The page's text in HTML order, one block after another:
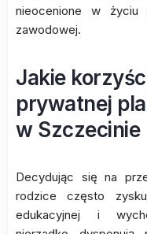
nieocenione w życiu
zawodowej.
Jakie
prywatnej
w Szczecinie
Decydując się na
rodzice często
edukacyjnej i